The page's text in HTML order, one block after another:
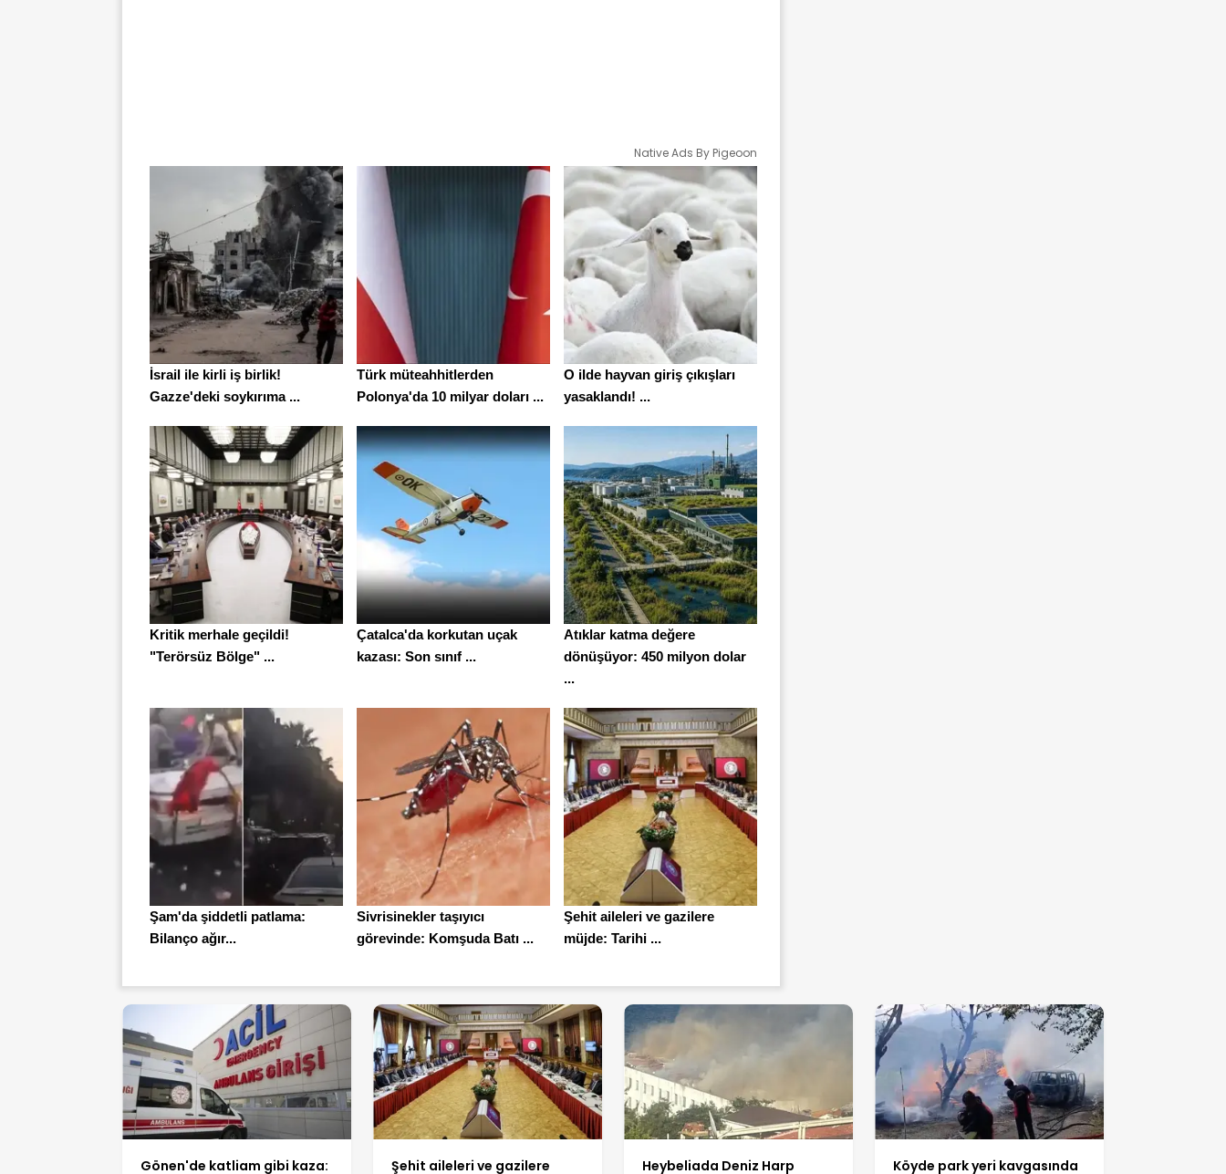
Native Ads By Pigeoon
İsrail ile kirli iş birlik!
Gazze'deki soykırıma ...
Türk müteahhitlerden
Polonya'da 10 milyar doları ...
O ilde hayvan giriş çıkışları
yasaklandı! ...
Kritik merhale geçildi!
"Terörsüz Bölge" ...
Çatalca'da korkutan uçak
kazası: Son sınıf ...
Atıklar katma değere
dönüşüyor: 450 milyon dolar
...
Şam'da şiddetli patlama:
Bilanço ağır...
Sivrisinekler taşıyıcı
görevinde: Komşuda Batı ...
Şehit aileleri ve gazilere
müjde: Tarihi ...
Gönen'de katliam gibi kaza:
Şehit aileleri ve gazilere
Heybeliada Deniz Harp
Köyde park yeri kavgasında